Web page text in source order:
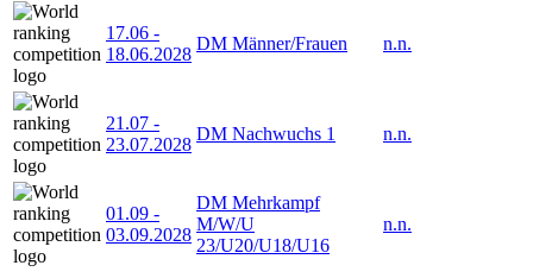
17.06 -
18.06.2028
DM Männer/Frauen n.n.
21.07 -
23.07.2028
DM Nachwuchs 1 n.n.
01.09 -
03.09.2028
DM Mehrkampf
M/W/U
23/U20/U18/U16
n.n.